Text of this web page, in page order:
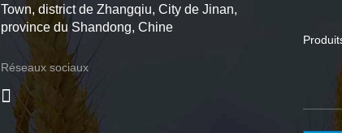
Town, district de Zhangqiu, City de Jinan,
province du Shandong, Chine
Réseaux sociaux